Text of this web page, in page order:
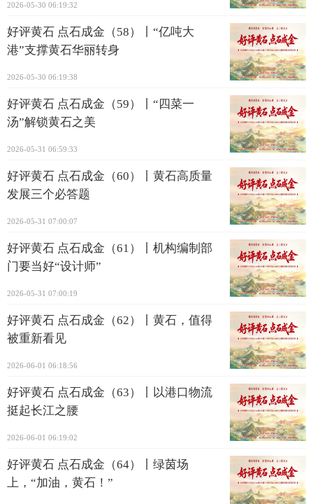
2026-05-30 06:19:32
好评黄石 点石成金（58）丨“亿吨大
港”支撑黄石华丽转身
2026-05-30 06:19:38
好评黄石 点石成金（59）丨“四菜一
汤”解锁黄石之美
2026-05-31 06:59:33
好评黄石 点石成金（60）丨黄石高质量
发展三个必答题
2026-05-31 07:00:07
好评黄石 点石成金（61）丨机构编制部
门要当好“设计师”
2026-05-31 07:00:19
好评黄石 点石成金（62）丨黄石，值得
被重新看见
2026-06-01 06:18:56
好评黄石 点石成金（63）丨以港口物流
挺起长江之腰
2026-06-01 06:19:02
好评黄石 点石成金（64）丨绿茵场
上，“加油，黄石！”